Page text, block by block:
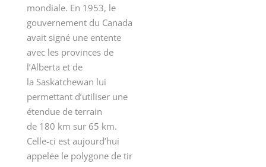
mondiale. En 1953, le
gouvernement du Canada
avait signé une entente
avec les provinces de
l’Alberta et de
la Saskatchewan lui
permettant d’utiliser une
étendue de terrain
de 180 km sur 65 km.
Celle-ci est aujourd’hui
appelée le polygone de tir